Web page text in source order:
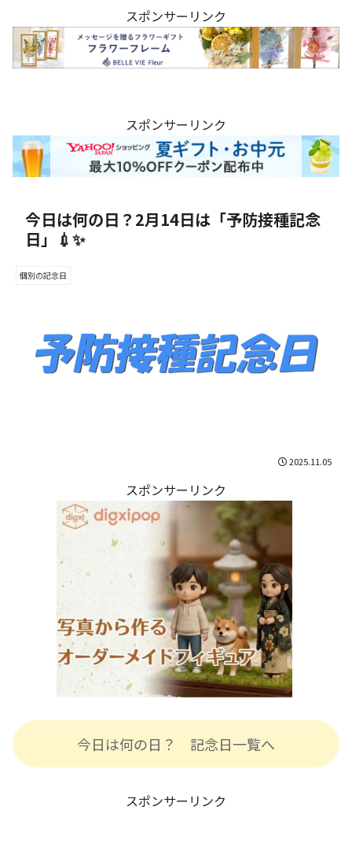
スポンサーリンク
スポンサーリンク
今日は何の日？2月14日は「予防接種記念
日」💉✨
個別の記念日
2025.11.05
スポンサーリンク
今日は何の日？ 記念日一覧へ
スポンサーリンク